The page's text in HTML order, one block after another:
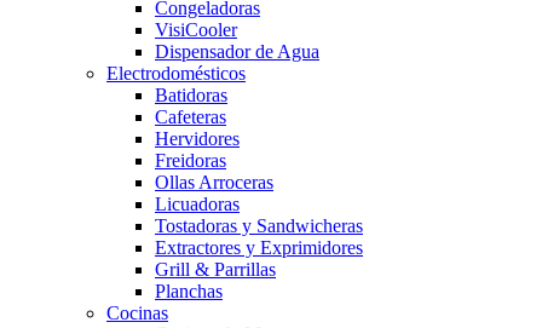
Congeladoras
VisiCooler
Dispensador de Agua
Electrodomésticos
Batidoras
Cafeteras
Hervidores
Freidoras
Ollas Arroceras
Licuadoras
Tostadoras y Sandwicheras
Extractores y Exprimidores
Grill & Parrillas
Planchas
Cocinas